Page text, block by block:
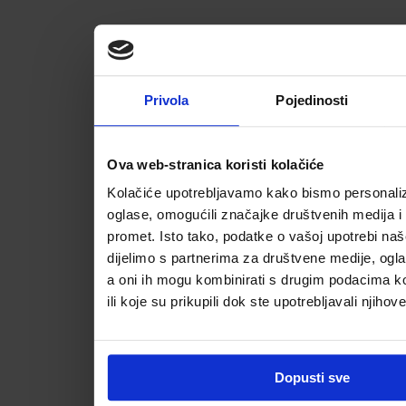
Privola Pojedinosti
Ova web-stranica koristi kolačiće
Kolačiće upotrebljavamo kako bismo
oglase, omogućili značajke društvenih medija i
promet. Isto tako, podatke o vašoj upotrebi
dijelimo s partnerima za društvene medije,
a oni ih mogu kombinirati s drugim podacima
ili koje su prikupili dok ste upotrebljavali
Dopusti sve